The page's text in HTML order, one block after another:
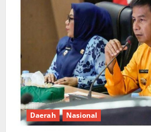
Daerah Nasional